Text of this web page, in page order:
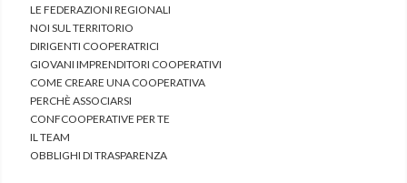
LE FEDERAZIONI REGIONALI
NOI SUL TERRITORIO
DIRIGENTI COOPERATRICI
GIOVANI IMPRENDITORI COOPERATIVI
COME CREARE UNA COOPERATIVA
PERCHÈ ASSOCIARSI
CONFCOOPERATIVE PER TE
IL TEAM
OBBLIGHI DI TRASPARENZA